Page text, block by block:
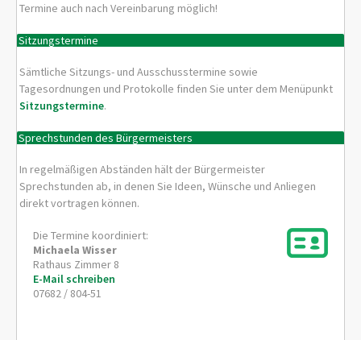
Termine auch nach Vereinbarung möglich!
Sitzungstermine
Sämtliche Sitzungs- und Ausschusstermine sowie
Tagesordnungen und Protokolle finden Sie unter dem Menüpunkt
Sitzungstermine.
Sprechstunden des Bürgermeisters
In regelmäßigen Abständen hält der Bürgermeister
Sprechstunden ab, in denen Sie Ideen, Wünsche und Anliegen
direkt vortragen können.
Die Termine koordiniert:
Michaela Wisser
Rathaus Zimmer 8
E-Mail schreiben
07682 / 804-51